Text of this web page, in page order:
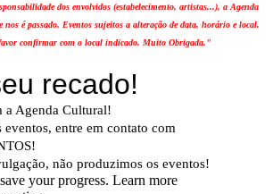
dos envolvidos (estabelecimento, artistas...), a Agenda
é passado. Eventos sujeitos a alteração de data, horário e local.
confirmar com o local indicado. Muito Obrigada."